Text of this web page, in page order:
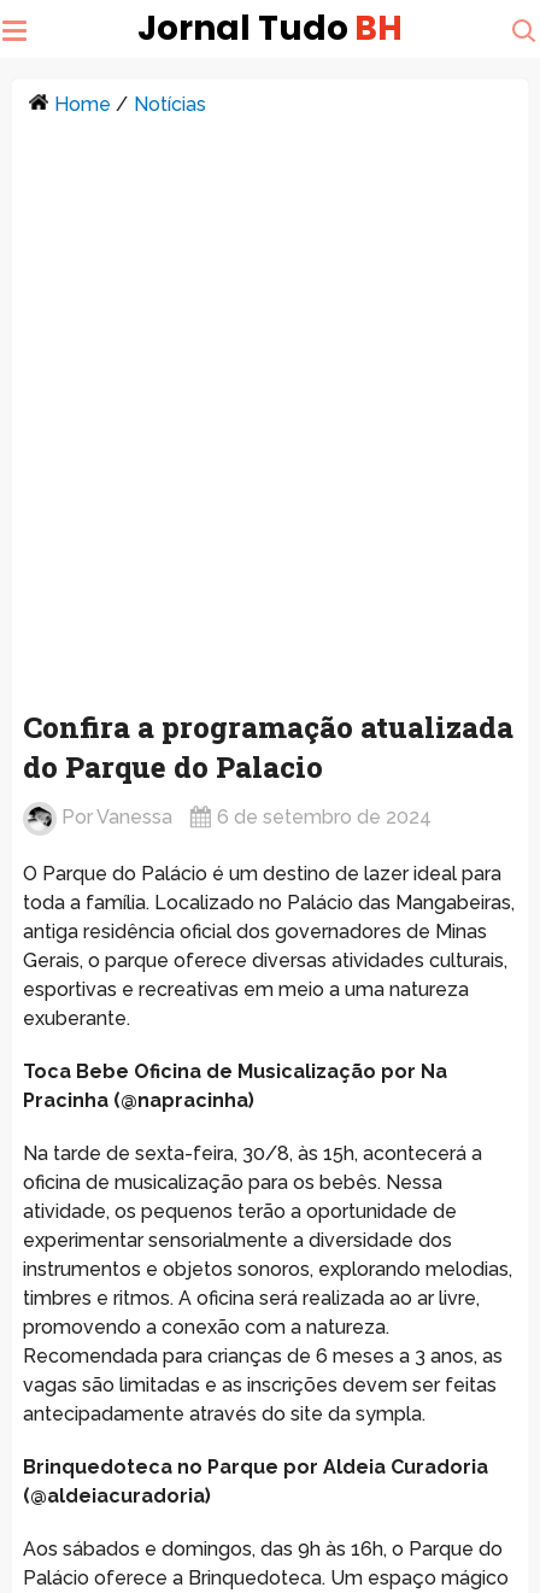
Jornal Tudo BH
Home / Notícias
Confira a programação atualizada
do Parque do Palacio
PorVanessa 6 de setembro de 2024
O Parque do Palácio é um destino de lazer ideal para
toda a família. Localizado no Palácio das Mangabeiras,
antiga residência oficial dos governadores de Minas
Gerais, o parque oferece diversas atividades culturais,
esportivas e recreativas em meio a uma natureza
exuberante.
Toca Bebe Oficina de Musicalização por Na
Pracinha (@napracinha)
Na tarde de sexta-feira, 30/8, às 15h, acontecerá a
oficina de musicalização para os bebês. Nessa
atividade, os pequenos terão a oportunidade de
experimentar sensorialmente a diversidade dos
instrumentos e objetos sonoros, explorando melodias,
timbres e ritmos. A oficina será realizada ao ar livre,
promovendo a conexão com a natureza.
Recomendada para crianças de 6 meses a 3 anos, as
vagas são limitadas e as inscrições devem ser feitas
antecipadamente através do site da sympla.
Brinquedoteca no Parque por Aldeia Curadoria
(@aldeiacuradoria)
Aos sábados e domingos, das 9h às 16h, o Parque do
Palácio oferece a Brinquedoteca. Um espaço mágico